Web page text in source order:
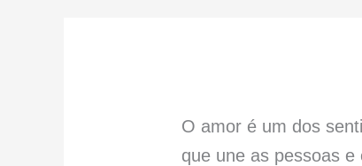
O amor é um dos
que une as pessoas